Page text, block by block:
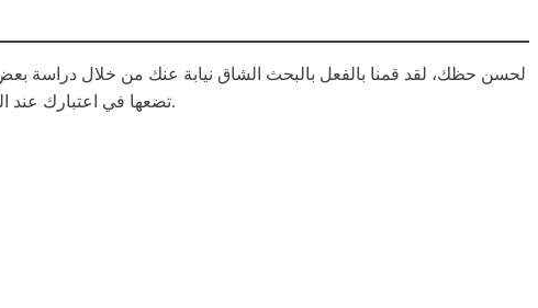
لحسن حظك، لقد قمنا بالفعل بالبحث الشاق نيابة عنك من خلال دراسة بعض
تضعها في اعتبارك عند التفكير في شراء واحدة تشمل ميزات مثل العجلات العريضة، المساحة الواسعة لاستيعاب عدة ألواح سباق بطول 14 قدم، والبناء المتين.